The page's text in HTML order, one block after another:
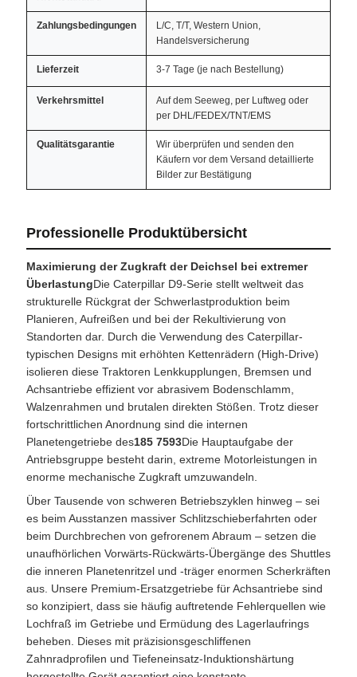
Zahlungsbedingungen
L/C, T/T, Western Union,
Handelsversicherung
Lieferzeit 3-7 Tage (je nach Bestellung)
Verkehrsmittel
Auf dem Seeweg, per Luftweg oder
per DHL/FEDEX/TNT/EMS
Qualitätsgarantie
Wir überprüfen und senden den
Käufern vor dem Versand detaillierte
Bilder zur Bestätigung
Professionelle Produktübersicht
Maximierung der Zugkraft der Deichsel bei extremer
ÜberlastungDie Caterpillar D9-Serie stellt weltweit das
strukturelle Rückgrat der Schwerlastproduktion beim
Planieren, Aufreißen und bei der Rekultivierung von
Standorten dar. Durch die Verwendung des Caterpillar-
typischen Designs mit erhöhten Kettenrädern (High-Drive)
isolieren diese Traktoren Lenkkupplungen, Bremsen und
Achsantriebe effizient vor abrasivem Bodenschlamm,
Walzenrahmen und brutalen direkten Stößen. Trotz dieser
fortschrittlichen Anordnung sind die internen
Planetengetriebe des185 7593Die Hauptaufgabe der
Antriebsgruppe besteht darin, extreme Motorleistungen in
enorme mechanische Zugkraft umzuwandeln.
Über Tausende von schweren Betriebszyklen hinweg – sei
es beim Ausstanzen massiver Schlitzschieberfahrten oder
beim Durchbrechen von gefrorenem Abraum – setzen die
unaufhörlichen Vorwärts-Rückwärts-Übergänge des Shuttles
die inneren Planetenritzel und -träger enormen Scherkräften
aus. Unsere Premium-Ersatzgetriebe für Achsantriebe sind
so konzipiert, dass sie häufig auftretende Fehlerquellen wie
Lochfraß im Getriebe und Ermüdung des Lagerlaufrings
beheben. Dieses mit präzisionsgeschliffenen
Zahnradprofilen und Tiefeneinsatz-Induktionshärtung